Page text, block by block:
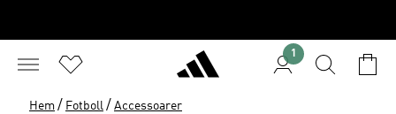
1
Hem / Fotboll / Accessoarer